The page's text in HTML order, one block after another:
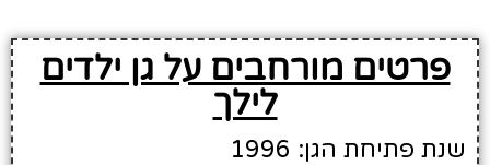
פרטים מורחבים על גן ילדים
לילך
שנת פתיחת הגן: 1996